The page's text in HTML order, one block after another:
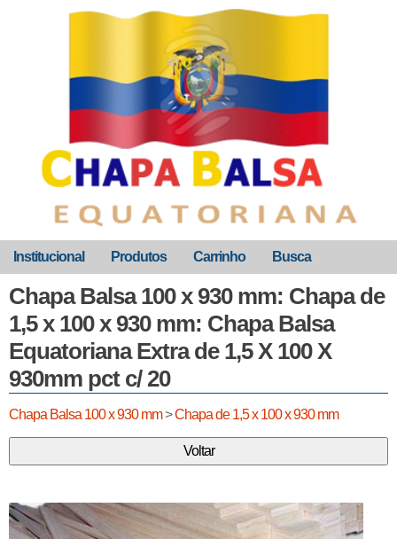
Institucional Produtos Carrinho Busca
Chapa Balsa 100 x 930 mm: Chapa de
1,5 x 100 x 930 mm: Chapa Balsa
Equatoriana Extra de 1,5 X 100 X
930mm pct c/ 20
Chapa Balsa 100 x 930 mm>Chapa de 1,5 x 100 x 930 mm